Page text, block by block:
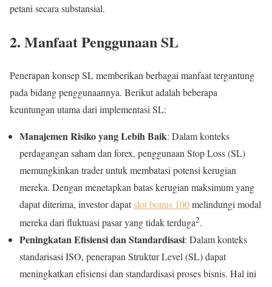
petani secara substansial.
2. Manfaat Penggunaan SL
Penerapan konsep SL memberikan berbagai manfaat tergantung
pada bidang penggunaannya. Berikut adalah beberapa
keuntungan utama dari implementasi SL:
Manajemen Risiko yang Lebih Baik: Dalam konteks
perdagangan saham dan forex, penggunaan Stop Loss (SL)
memungkinkan trader untuk membatasi potensi kerugian
mereka. Dengan menetapkan batas kerugian maksimum yang
dapat diterima, investor dapatslot bonus 100melindungi modal
mereka dari fluktuasi pasar yang tidak terduga2.
Peningkatan Efisiensi dan Standardisasi: Dalam konteks
standarisasi ISO, penerapan Struktur Level (SL) dapat
meningkatkan efisiensi dan standardisasi proses bisnis. Hal ini